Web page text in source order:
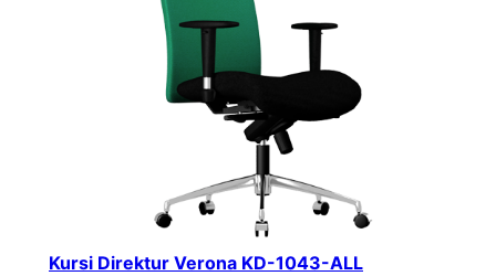
Kursi Direktur Verona KD-1043-ALL